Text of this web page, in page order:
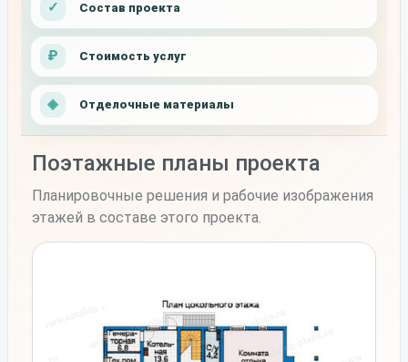
Состав проекта
Стоимость услуг
Отделочные материалы
Поэтажные планы проекта
Планировочные решения и рабочие изображения
этажей в составе этого проекта.